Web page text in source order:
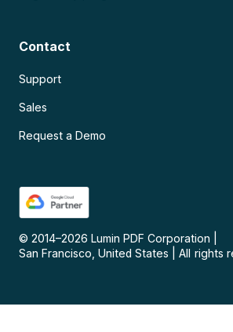
Contact
Support
Sales
Request a Demo
© 2014–2026 Lumin PDF Corporation
San Francisco, United States
All rights